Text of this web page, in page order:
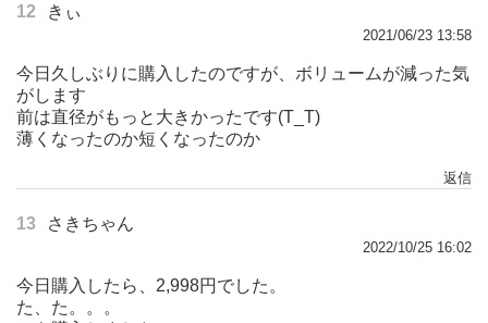
12 きぃ
2021/06/23 13:58
今日久しぶりに購入したのですが、ボリュームが減った気
がします
前は直径がもっと大きかったです(T_T)
薄くなったのか短くなったのか
返信
13 さきちゃん
2022/10/25 16:02
今日購入したら、2,998円でした。
た、た。。。